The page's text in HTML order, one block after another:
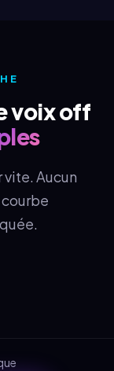
voix off
vite. Aucun